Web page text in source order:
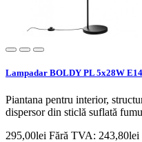
Lampadar BOLDY PL 5x28W
Piantana pentru interior,
dispersor din sticlă suflată
295,00lei Fără TVA: 243,80lei